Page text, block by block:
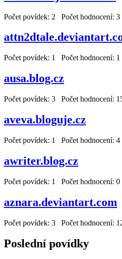
Počet povídek: 2 Počet hodnocení:
Počet povídek: 1 Počet hodnocení:
ausa.blog.cz
Počet povídek: 3 Počet hodnocení:
aveva.bloguje.cz
Počet povídek: 1 Počet hodnocení:
awriter.blog.cz
Počet povídek: 1 Počet hodnocení:
aznara.deviantart.com
Počet povídek: 3 Počet hodnocení:
Poslední povídky